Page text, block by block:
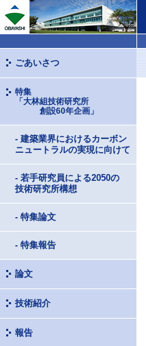
ごあいさつ
特集
「大林組技術研究所
創設60年企画」
- 建築業界におけるカーボン
ニュートラルの実現に向けて
- 若手研究員による2050の
技術研究所構想
- 特集論文
- 特集報告
論文
技術紹介
報告